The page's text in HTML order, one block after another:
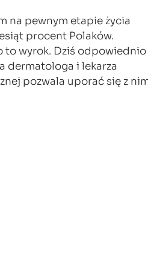
na pewnym etapie życia
procent Polaków.
to wyrok. Dziś odpowiednio
dermatologa i lekarza
pozwala uporać się z